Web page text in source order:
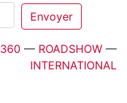
360 — ROADSHOW —
INTERNATIONAL